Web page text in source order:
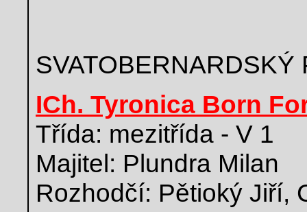
ICh. Tyronica Born
Třída: mezitřída - V 1
Majitel: Plundra Milan
Rozhodčí: Pětioký Jiří,